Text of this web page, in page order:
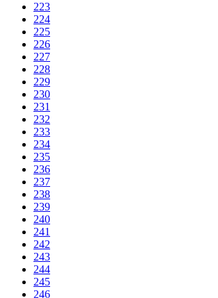
223
224
225
226
227
228
229
230
231
232
233
234
235
236
237
238
239
240
241
242
243
244
245
246